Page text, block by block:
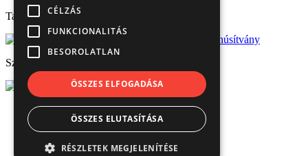
Tanúsítványaink
Széchenyi 2020
© Verbis Kft 2026
Adatvédelem
Impresszum
CÉLZÁS
FUNKCIONALITÁS
BESOROLATLAN
ÖSSZES ELFOGADÁSA
ÖSSZES ELUTASÍTÁSA
RÉSZLETEK MEGJELENÍTÉSE